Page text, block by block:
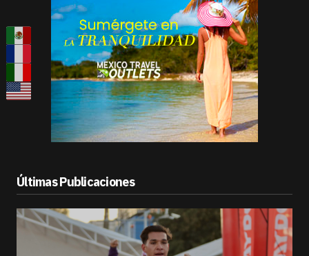
Últimas Publicaciones